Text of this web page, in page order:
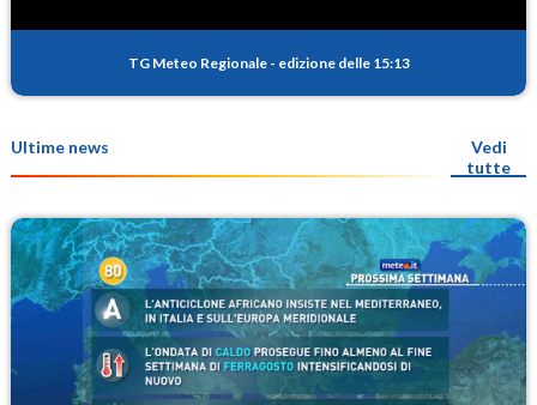
TG Meteo Regionale - edizione delle 15:13
Ultime news
Vedi
tutte